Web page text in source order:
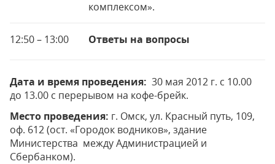
комплексом».
12:50 – 13:00 Ответы на вопросы
Дата и время проведения: 30 мая 2012 г. с 10.00
до 13.00 с перерывом на кофе-брейк.
Место проведения: г. Омск, ул. Красный путь, 109,
оф. 612 (ост. «Городок водников», здание
Министерства между Администрацией и
Сбербанком).